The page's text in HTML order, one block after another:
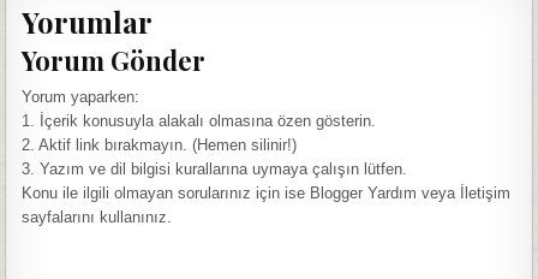
Yorumlar
Yorum Gönder
Yorum yaparken:
1. İçerik konusuyla alakalı olmasına özen gösterin.
2. Aktif link bırakmayın. (Hemen silinir!)
3. Yazım ve dil bilgisi kurallarına uymaya çalışın lütfen.
Konu ile ilgili olmayan sorularınız için ise Blogger Yardım veya İletişim
sayfalarını kullanınız.